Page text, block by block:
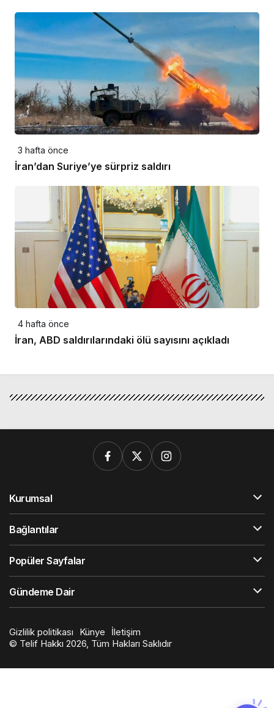
3 hafta önce
İran’dan Suriye’ye sürpriz saldırı
4 hafta önce
İran, ABD saldırılarındaki ölü sayısını açıkladı
Kurumsal
Bağlantılar
Popüler Sayfalar
Gündeme Dair
Gizlilik politikası Künye
İletişim
© Telif Hakkı 2026, Tüm Hakları Saklıdır